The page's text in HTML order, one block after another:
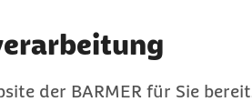
der BARMER für Sie